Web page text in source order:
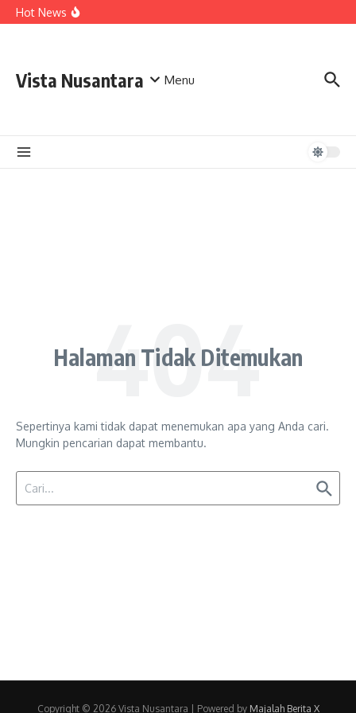
Lewati ke konten
Hot News
Vista Nusantara Menu
Halaman Tidak Ditemukan
Sepertinya kami tidak dapat menemukan apa yang Anda cari.
Mungkin pencarian dapat membantu.
Copyright © 2026 Vista Nusantara | Powered by Majalah Berita X